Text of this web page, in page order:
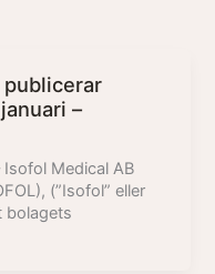
–
Isofol Medical AB
(”Isofol” eller
bolagets